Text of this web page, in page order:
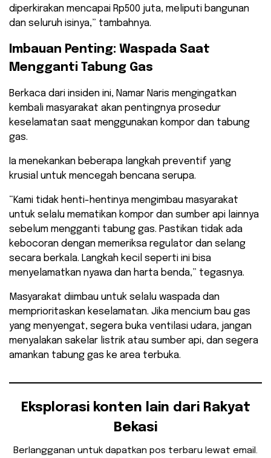
diperkirakan mencapai Rp500 juta, meliputi bangunan
dan seluruh isinya,” tambahnya.
Imbauan Penting: Waspada Saat
Mengganti Tabung Gas
Berkaca dari insiden ini, Namar Naris mengingatkan
kembali masyarakat akan pentingnya prosedur
keselamatan saat menggunakan kompor dan tabung
gas.
Ia menekankan beberapa langkah preventif yang
krusial untuk mencegah bencana serupa.
“Kami tidak henti-hentinya mengimbau masyarakat
untuk selalu mematikan kompor dan sumber api lainnya
sebelum mengganti tabung gas. Pastikan tidak ada
kebocoran dengan memeriksa regulator dan selang
secara berkala. Langkah kecil seperti ini bisa
menyelamatkan nyawa dan harta benda,” tegasnya.
Masyarakat diimbau untuk selalu waspada dan
memprioritaskan keselamatan. Jika mencium bau gas
yang menyengat, segera buka ventilasi udara, jangan
menyalakan sakelar listrik atau sumber api, dan segera
amankan tabung gas ke area terbuka.
Eksplorasi konten lain dari Rakyat
Bekasi
Berlangganan untuk dapatkan pos terbaru lewat email.